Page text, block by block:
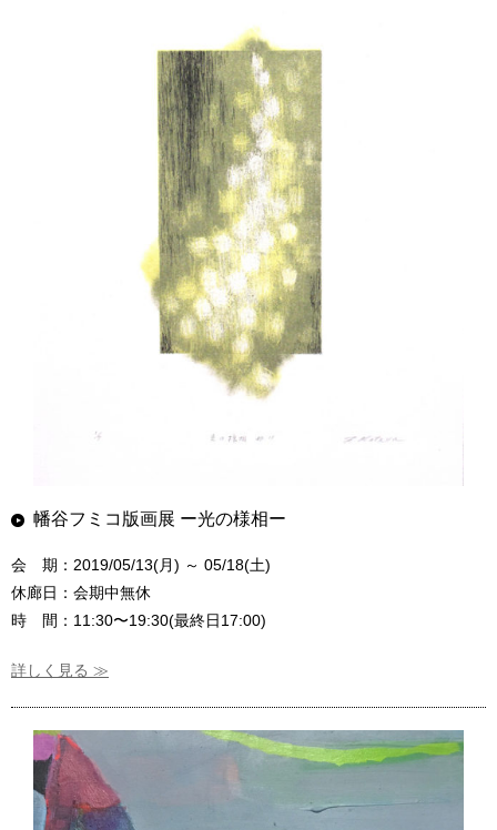
幡谷フミコ版画展 ー光の様相ー
会 期：2019/05/13(月) ～ 05/18(土)
休廊日：会期中無休
時 間：11:30〜19:30(最終日17:00)
詳しく見る ≫